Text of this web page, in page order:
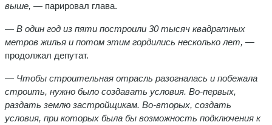
выше, — парировал глава.
— В один год из пяти построили 30 тысяч квадратных
метров жилья и потом этим гордились несколько лет, —
продолжал депутат.
— Чтобы строительная отрасль разогналась и побежала
строить, нужно было создавать условия. Во-первых,
раздать землю застройщикам. Во-вторых, создать
условия, при которых была бы возможность подключения к